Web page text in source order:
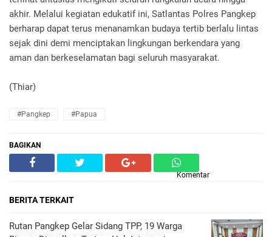
akhir. Melalui kegiatan edukatif ini, Satlantas Polres Pangkep
berharap dapat terus menanamkan budaya tertib berlalu lintas
sejak dini demi menciptakan lingkungan berkendara yang
aman dan berkeselamatan bagi seluruh masyarakat.
(Thiar)
#Pangkep #Papua
BAGIKAN
Komentar
BERITA TERKAIT
Rutan Pangkep Gelar Sidang TPP, 19 Warga